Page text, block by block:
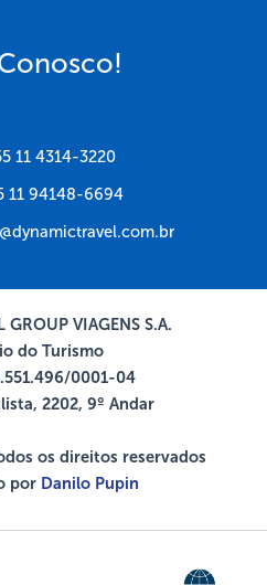
11 4314-3220
11 94148-6694
GROUP VIAGENS S.A.
do Turismo
0001-04
2202, 9º Andar
os direitos reservados
por Danilo Pupin